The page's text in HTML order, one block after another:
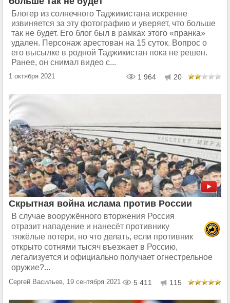
Блогер из солнечного Таджикистана искренне
извиняется за эту фотографию и уверяет, что больше
так не будет. Его блог был в рамках этого «пранка»
удален. Персонаж арестован на 15 суток. Вопрос о
его высылке в родной Таджикистан пока не решен.
Ранее, он снимал видео с...
1 октября 2021 1 964 20
Скрытная война ислама против России
В случае вооружённого вторжения Россия
отразит нападение и нанесёт противнику
тяжёлые потери, но что делать, если противник
открыто сотнями тысяч въезжает в Россию,
легализуется и официально получает огнестрельное
оружие?...
Сергей Васильев, 19 сентября 2021 5 411 115